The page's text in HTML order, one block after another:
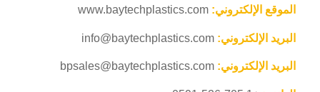
الموقع الإلكتروني:
البريد الإلكتروني:
البريد الإلكتروني: